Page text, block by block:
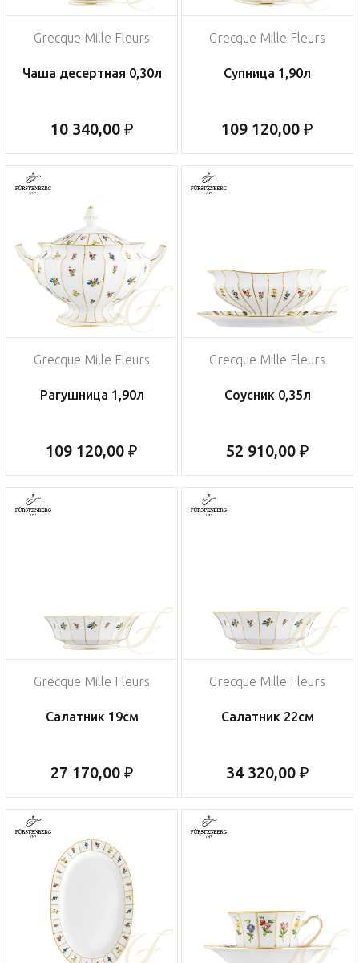
Grecque Mille Fleurs
Чаша десертная 0,30л
10 340,00 ₽
Grecque Mille Fleurs
Супница 1,90л
109 120,00 ₽
Grecque Mille Fleurs
Рагушница 1,90л
109 120,00 ₽
Grecque Mille Fleurs
Соусник 0,35л
52 910,00 ₽
Grecque Mille Fleurs
Салатник 19см
27 170,00 ₽
Grecque Mille Fleurs
Салатник 22см
34 320,00 ₽